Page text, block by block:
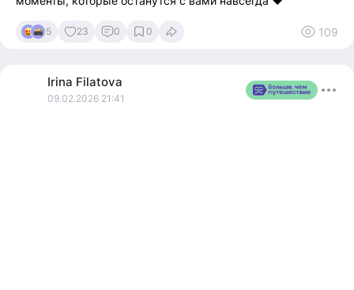
5 23 0 0 109
Irina Filatova
09.02.2026 21:41